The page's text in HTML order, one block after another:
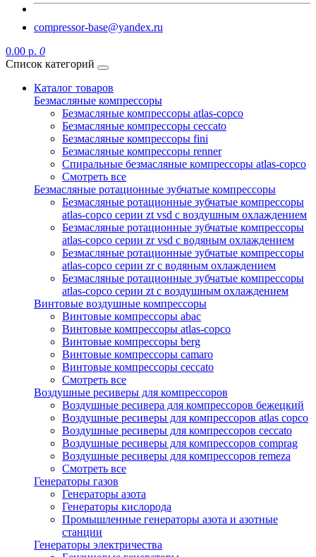
compressor-base@yandex.ru
0.00 р. 0
Список категорий
Каталог товаров
Безмасляные компрессоры
Безмасляные компрессоры atlas-copco
Безмасляные компрессоры ceccato
Безмасляные компрессоры fini
Безмасляные компрессоры renner
Спиральные безмасляные компрессоры atlas-copco
Смотреть все
Безмасляные ротационные зубчатые компрессоры
Безмасляные ротационные зубчатые компрессоры
atlas-copco серии zt vsd с воздушным охлаждением
Безмасляные ротационные зубчатые компрессоры
atlas-copco серии zr vsd с водяным охлаждением
Безмасляные ротационные зубчатые компрессоры
atlas-copco серии zr с водяным охлаждением
Безмасляные ротационные зубчатые компрессоры
atlas-copco серии zt с воздушным охлаждением
Винтовые воздушные компрессоры
Винтовые компрессоры abac
Винтовые компрессоры atlas-copco
Винтовые компрессоры berg
Винтовые компрессоры camaro
Винтовые компрессоры ceccato
Смотреть все
Воздушные ресиверы для компрессоров
Воздушные ресивера для компрессоров бежецкий
Воздушные ресиверы для компрессоров atlas copco
Воздушные ресиверы для компрессоров ceccato
Воздушные ресиверы для компрессоров comprag
Воздушные ресиверы для компрессоров remeza
Смотреть все
Генераторы газов
Генераторы азота
Генераторы кислорода
Промышленные генераторы азота и азотные
станции
Генераторы электричества